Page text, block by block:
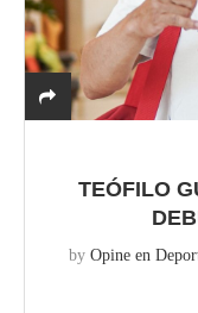
TEÓFILO
by Opine en